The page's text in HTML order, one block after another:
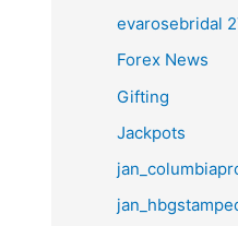
evarosebridal
Forex News
Gifting
Jackpots